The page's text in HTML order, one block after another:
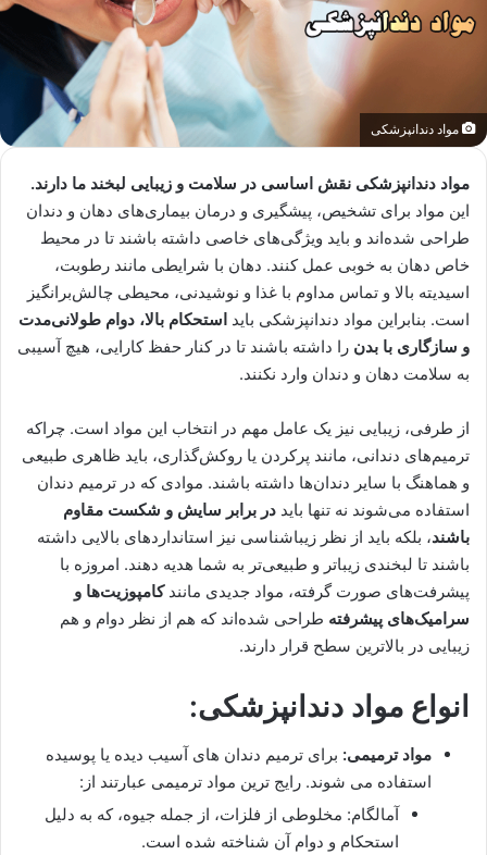
مواد دندانپزشکی
مواد دندانپزشکی نقش اساسی در سلامت و زیبایی لبخند ما دارند.
این مواد برای تشخیص، پیشگیری و درمان بیماری‌های دهان و دندان
طراحی شده‌اند و باید ویژگی‌های خاصی داشته باشند تا در محیط
خاص دهان به خوبی عمل کنند. دهان با شرایطی مانند رطوبت،
اسیدیته بالا و تماس مداوم با غذا و نوشیدنی، محیطی چالش‌برانگیز
است. بنابراین مواد دندانپزشکی باید استحکام بالا، دوام طولانی‌مدت
و سازگاری با بدن را داشته باشند تا در کنار حفظ کارایی، هیچ آسیبی
به سلامت دهان و دندان وارد نکنند.
از طرفی، زیبایی نیز یک عامل مهم در انتخاب این مواد است. چراکه
ترمیم‌های دندانی، مانند پرکردن یا روکش‌گذاری، باید ظاهری طبیعی
و هماهنگ با سایر دندان‌ها داشته باشند. موادی که در ترمیم دندان
استفاده می‌شوند نه تنها باید در برابر سایش و شکست مقاوم
باشند، بلکه باید از نظر زیباشناسی نیز استانداردهای بالایی داشته
باشند تا لبخندی زیباتر و طبیعی‌تر به شما هدیه دهند. امروزه با
پیشرفت‌های صورت گرفته، مواد جدیدی مانندکامپوزیت‌ها و
سرامیک‌های پیشرفته طراحی شده‌اند که هم از نظر دوام و هم
زیبایی در بالاترین سطح قرار دارند.
انواع مواد دندانپزشکی:
مواد ترمیمی: برای ترمیم دندان های آسیب دیده یا پوسیده
استفاده می شوند. رایج ترین مواد ترمیمی عبارتند از:
آمالگام: مخلوطی از فلزات، از جمله جیوه، که به دلیل
استحکام و دوام آن شناخته شده است.